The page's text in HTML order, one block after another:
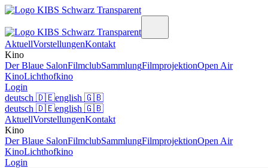
AktuellVorstellungenKontakt
Kino
Der Blaue SalonFilmclubSammlungFilmprojektionOpen Air
KinoLichthofkino
Login
deutsch 🇩🇪english 🇬🇧
deutsch 🇩🇪english 🇬🇧
AktuellVorstellungenKontakt
Kino
Der Blaue SalonFilmclubSammlungFilmprojektionOpen Air
KinoLichthofkino
Login